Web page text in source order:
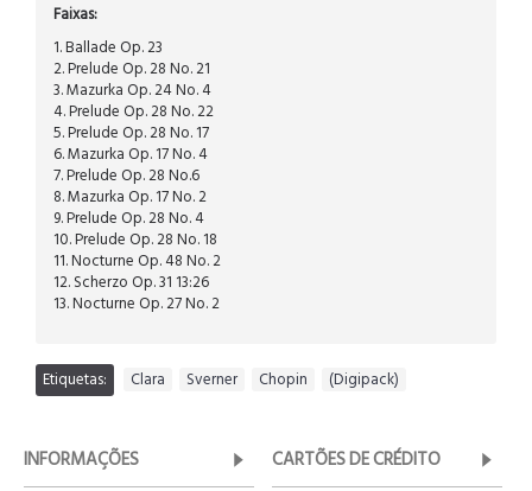
Faixas:
1. Ballade Op. 23
2. Prelude Op. 28 No. 21
3. Mazurka Op. 24 No. 4
4. Prelude Op. 28 No. 22
5. Prelude Op. 28 No. 17
6. Mazurka Op. 17 No. 4
7. Prelude Op. 28 No.6
8. Mazurka Op. 17 No. 2
9. Prelude Op. 28 No. 4
10. Prelude Op. 28 No. 18
11. Nocturne Op. 48 No. 2
12. Scherzo Op. 31 13:26
13. Nocturne Op. 27 No. 2
Etiquetas: Clara Sverner Chopin (Digipack)
INFORMAÇÕES CARTÕES DE CRÉDITO